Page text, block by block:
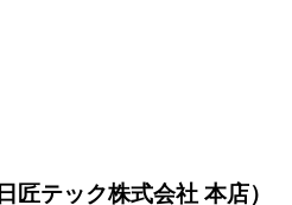
匠テック株式会社 本店）